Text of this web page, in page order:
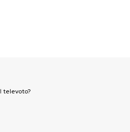
televoto?